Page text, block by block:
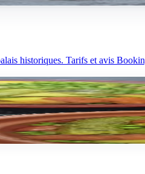
historiques. Tarifs et avis
Volubilis. Tarifs et